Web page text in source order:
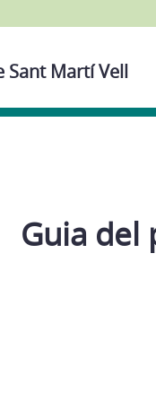
Sant Martí Vell
Guia del